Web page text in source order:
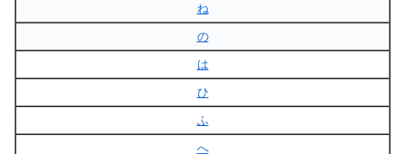
ね
の
は
ひ
ふ
へ